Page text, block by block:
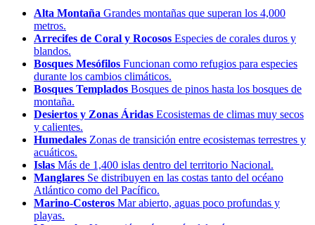
Alta Montaña Grandes montañas que superan los 4,000
metros.
Arrecifes de Coral y Rocosos Especies de corales duros y
blandos.
Bosques Mesófilos Funcionan como refugios para especies
durante los cambios climáticos.
Bosques Templados Bosques de pinos hasta los bosques de
montaña.
Desiertos y Zonas Áridas Ecosistemas de climas muy secos
y calientes.
Humedales Zonas de transición entre ecosistemas terrestres y
acuáticos.
Islas Más de 1,400 islas dentro del territorio Nacional.
Manglares Se distribuyen en las costas tanto del océano
Atlántico como del Pacífico.
Marino-Costeros Mar abierto, aguas poco profundas y
playas.